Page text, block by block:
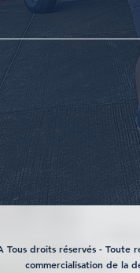
Tous droits réservés -
commercialisation de la